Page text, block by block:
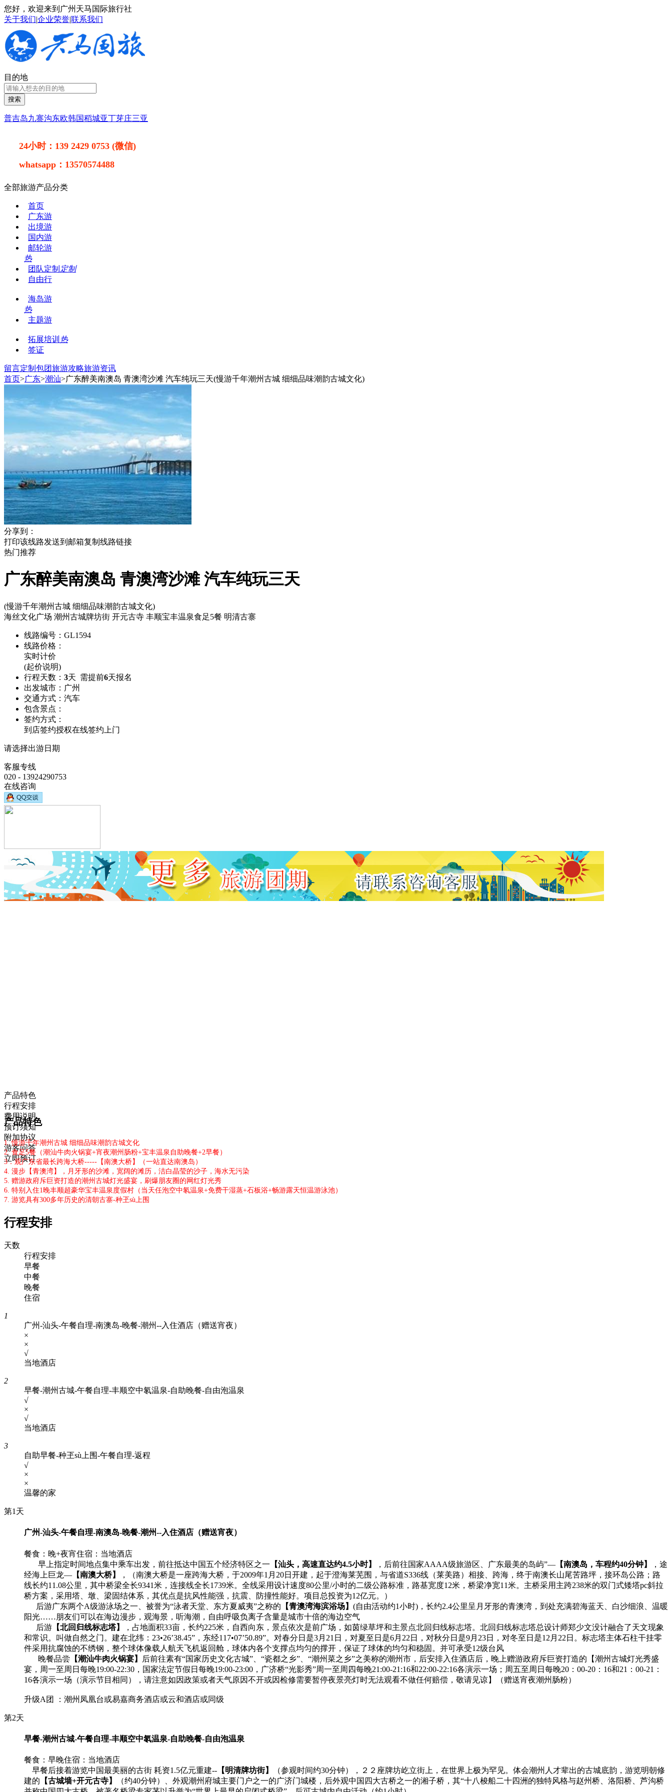
您好，欢迎来到广州天马国际旅行社
关于我们|企业荣誉|联系我们
目的地
搜索
普吉岛九寨沟东欧韩国稻城亚丁芽庄三亚
24小时： 139 2429 0753 (微信)
whatsapp： 13570574488
全部旅游产品分类
首页
广东游
出境游
国内游
邮轮游
热
团队定制 定制
自由行
海岛游
热
主题游
拓展培训 热
签证
留言定制包团旅游攻略旅游资讯
首页>广东>潮汕>广东醉美南澳岛 青澳湾沙滩 汽车纯玩三天(慢游千年潮州古城 细细品味潮韵古城文化)
分享到：
打印该线路发送到邮箱复制线路链接
热门推荐
广东醉美南澳岛 青澳湾沙滩 汽车纯玩三天
(慢游千年潮州古城 细细品味潮韵古城文化)
海丝文化广场 潮州古城牌坊街 开元古寺 丰顺宝丰温泉食足5餐 明清古寨
线路编号： GL1594
线路价格：
实时计价
(起价说明)
行程天数： 3天 需提前6天报名
出发城市： 广州
交通方式： 汽车
包含景点：
签约方式：
到店签约授权在线签约 上门
请选择出游日期
客服专线
020 - 13924290753
在线咨询
产品特色
行程安排
费用说明
预订须知
附加协议
游客问答
立即预订
产品特色
1. 慢游千年潮州古城 细细品味潮韵古城文化
2. 食足5餐（潮汕牛肉火锅宴+宵夜潮州肠粉+宝丰温泉自助晚餐+2早餐）
3．观广东省最长跨海大桥-----【南澳大桥】（一站直达南澳岛）
4. 漫步【青澳湾】，月牙形的沙滩，宽阔的滩历，洁白晶莹的沙子，海水无污染
5. 赠游政府斥巨资打造的潮州古城灯光盛宴，刷爆朋友圈的网红灯光秀
6. 特别入住1晚丰顺超豪华宝丰温泉度假村（当天任泡空中氡温泉+免费干湿蒸+石板浴+畅游露天恒温游泳池）
7. 游览具有300多年历史的清朝古寨-种玊sù上围
行程安排
天数
行程安排
早餐
中餐
晚餐
住宿
1
广州-汕头-午餐自理-南澳岛-晚餐-潮州--入住酒店（赠送宵夜）
×
×
√
当地酒店
2
早餐-潮州古城-午餐自理-丰顺空中氡温泉-自助晚餐-自由泡温泉
√
×
√
当地酒店
3
自助早餐-种玊sù上围-午餐自理-返程
√
×
×
温馨的家
第1天
广州-汕头-午餐自理-南澳岛-晚餐-潮州--入住酒店（赠送宵夜）
餐食：晚+夜宵住宿：当地酒店
早上指定时间地点集中乘车出发，前往抵达中国五个经济特区之一 【汕头，高速直达约4.5小时】 ，后前往国家AAAA级旅游区、广东最美的岛屿”— 【南澳岛，车程约40分钟】
，途
经海上巨龙— 【南澳大桥】
，（南澳大桥是一座跨海大桥，于2009年1月20日开建，起于澄海莱芜围，与省道S336线（莱美路）相接、跨海，终于南澳长山尾苦路坪，接环岛公路；路
线长约11.08公里，其中桥梁全长9341米，连接线全长1739米。全线采用设计速度80公里/小时的二级公路标准，路基宽度12米，桥梁净宽11米。主桥采用主跨238米的双门式矮塔pc斜拉
桥方案，采用塔、墩、梁固结体系，其优点是抗风性能强，抗震、防撞性能好。项目总投资为12亿元。）
后游广东两个A级游泳场之一、被誉为“泳者天堂、东方夏威夷”之称的 【青澳湾海滨浴场】 (自由活动约1小时)，长约2.4公里呈月牙形的青澳湾，到处充满碧海蓝天、白沙细浪、温暖
阳光……朋友们可以在海边漫步，观海景，听海潮，自由呼吸负离子含量是城市十倍的海边空气
后游 【北回归线标志塔】
，占地面积33亩，长约225米，自西向东，景点依次是前广场，如茵绿草坪和主景点北回归线标志塔。北回归线标志塔总设计师郑少文没计融合了天文现象
和常识。叫做自然之门。建在北纬：23•26’38.45”，东经117•07’50.89”。对春分日是3月21日，对夏至日是6月22日，对秋分日是9月23日，对冬至日是12月22日。标志塔主体石柱干挂零
件采用抗腐蚀的不绣钢，整个球体像载人航天飞机返回舱，球体内各个支撑点均匀的撑开，保证了球体的均匀和稳固。并可承受12级台风
晚餐品尝 【潮汕牛肉火锅宴】
后前往素有“国家历史文化古城”、“瓷都之乡”、“潮州菜之乡”之美称的潮州市，后安排入住酒店后，晚上赠游政府斥巨资打造的【潮州古城灯光秀盛
宴，周一至周日每晚19:00-22:30，国家法定节假日每晚19:00-23:00，广济桥“光影秀”周一至周四每晚21:00-21:16和22:00-22:16各演示一场；周五至周日每晚20：00-20：16和21：00-21：
16各演示一场（演示节目相同），请注意如因政策或者天气原因不开或因检修需要暂停夜景亮灯时无法观看不做任何赔偿，敬请见谅】（赠送宵夜潮州肠粉）
升级A团 ：潮州凤凰台或易嘉商务酒店或云和酒店或同级
第2天
早餐-潮州古城-午餐自理-丰顺空中氡温泉-自助晚餐-自由泡温泉
餐食：早晚住宿：当地酒店
早餐后接着游览中国最美丽的古街 耗资1.5亿元重建-- 【明清牌坊街】
（参观时间约30分钟），２２座牌坊屹立街上，在世界上极为罕见。体会潮州人才辈出的古城底韵，游览明朝修
建的 【古城墙+开元古寺】
（约40分钟）、外观潮州府城主要门户之一的广济门城楼，后外观中国四大古桥之一的湘子桥，其“十八梭船二十四洲的独特风格与赵州桥、洛阳桥、芦沟桥